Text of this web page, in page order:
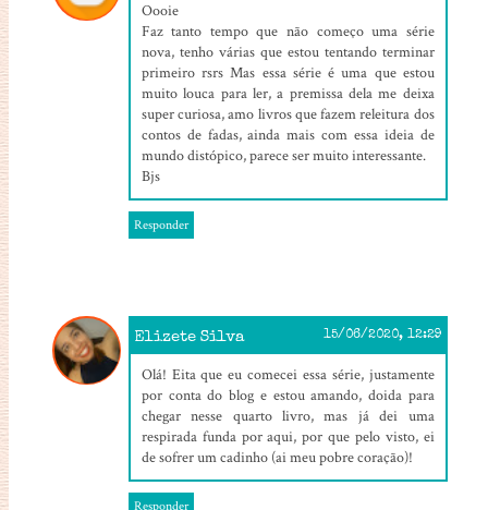
Oooie
Faz tanto tempo que não começo uma série
nova, tenho várias que estou tentando terminar
primeiro rsrs Mas essa série é uma que estou
muito louca para ler, a premissa dela me deixa
super curiosa, amo livros que fazem releitura dos
contos de fadas, ainda mais com essa ideia de
mundo distópico, parece ser muito interessante.
Bjs
Responder
Elizete Silva 15/06/2020, 12:29
Olá! Eita que eu comecei essa série, justamente
por conta do blog e estou amando, doida para
chegar nesse quarto livro, mas já dei uma
respirada funda por aqui, por que pelo visto, ei
de sofrer um cadinho (ai meu pobre coração)!
Responder